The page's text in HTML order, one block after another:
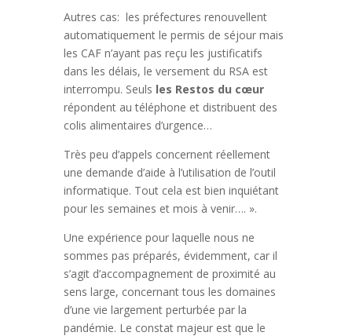
Autres cas: les préfectures renouvellent
automatiquement le permis de séjour mais
les CAF n’ayant pas reçu les justificatifs
dans les délais, le versement du RSA est
interrompu. Seuls les Restos du cœur
répondent au téléphone et distribuent des
colis alimentaires d’urgence…
Très peu d’appels concernent réellement
une demande d’aide à l’utilisation de l’outil
informatique. Tout cela est bien inquiétant
pour les semaines et mois à venir…. ».
Une expérience pour laquelle nous ne
sommes pas préparés, évidemment, car il
s’agit d’accompagnement de proximité au
sens large, concernant tous les domaines
d’une vie largement perturbée par la
pandémie. Le constat majeur est que le